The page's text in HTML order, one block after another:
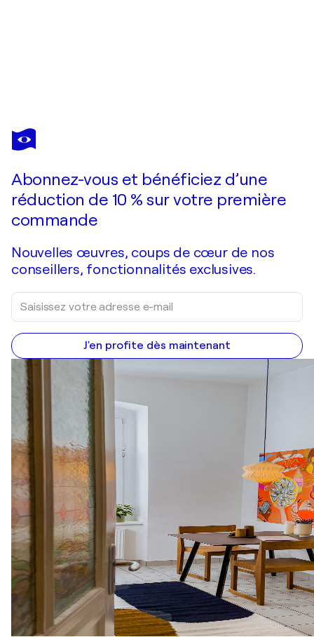
SUMIT MEHNDIRATTA
Exploflora Series No. 30
Abonnez-vous et bénéficiez d’une
réduction de 10 % sur votre première
commande
Nouvelles œuvres, coups de cœur de nos
conseillers, fonctionnalités exclusives.
J'en profite dès maintenant